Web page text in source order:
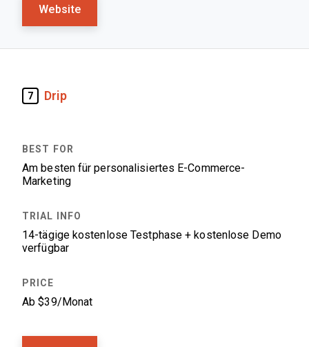
Website
7 Drip
Am besten für personalisiertes E-Commerce-
Marketing
14-tägige kostenlose Testphase + kostenlose Demo
verfügbar
Ab $39/Monat